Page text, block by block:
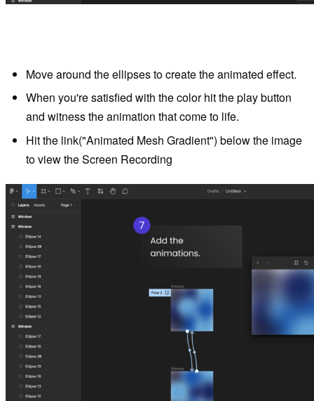
Move around the ellipses to create the animated effect.
When you're satisfied with the color hit the play button
and witness the animation that come to life.
Hit the link("Animated Mesh Gradient") below the image
to view the Screen Recording